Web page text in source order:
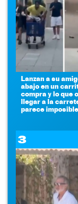
Lanzan a su
abajo en un
compra y lo que
llegar a la
parece imposible
3